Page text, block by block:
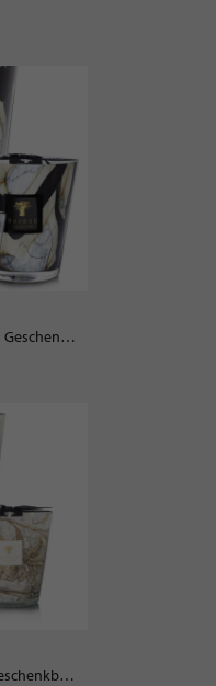
Duftkerze 'Stones Marble' in Geschenkbox
Duftkerze 'Leaves Nais' in Geschenkbox LIMITED EDITION